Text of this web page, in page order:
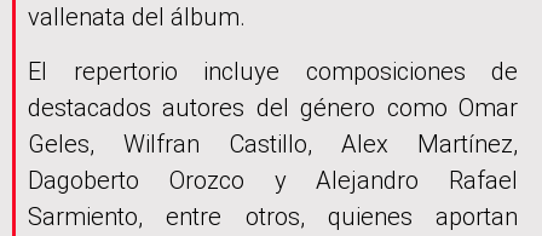
vallenata del álbum.
El repertorio incluye composiciones de
destacados autores del género como Omar
Geles, Wilfran Castillo, Alex Martínez,
Dagoberto Orozco y Alejandro Rafael
Sarmiento, entre otros, quienes aportan